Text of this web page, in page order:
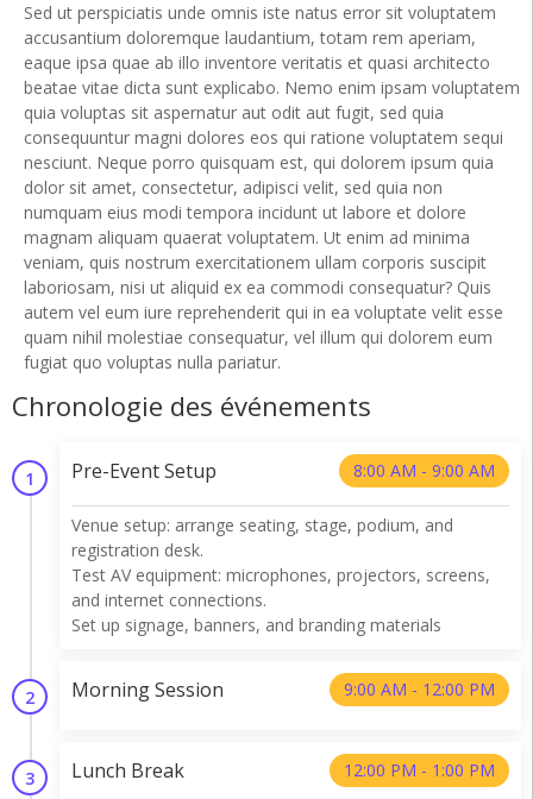
Sed ut perspiciatis unde omnis iste natus error sit voluptatem
accusantium doloremque laudantium, totam rem aperiam,
eaque ipsa quae ab illo inventore veritatis et quasi architecto
beatae vitae dicta sunt explicabo. Nemo enim ipsam voluptatem
quia voluptas sit aspernatur aut odit aut fugit, sed quia
consequuntur magni dolores eos qui ratione voluptatem sequi
nesciunt. Neque porro quisquam est, qui dolorem ipsum quia
dolor sit amet, consectetur, adipisci velit, sed quia non
numquam eius modi tempora incidunt ut labore et dolore
magnam aliquam quaerat voluptatem. Ut enim ad minima
veniam, quis nostrum exercitationem ullam corporis suscipit
laboriosam, nisi ut aliquid ex ea commodi consequatur? Quis
autem vel eum iure reprehenderit qui in ea voluptate velit esse
quam nihil molestiae consequatur, vel illum qui dolorem eum
fugiat quo voluptas nulla pariatur.
Chronologie des événements
1 Pre-Event Setup 8:00 AM - 9:00 AM
Venue setup: arrange seating, stage, podium, and
registration desk.
Test AV equipment: microphones, projectors, screens,
and internet connections.
Set up signage, banners, and branding materials
2 Morning Session 9:00 AM - 12:00 PM
3 Lunch Break 12:00 PM - 1:00 PM